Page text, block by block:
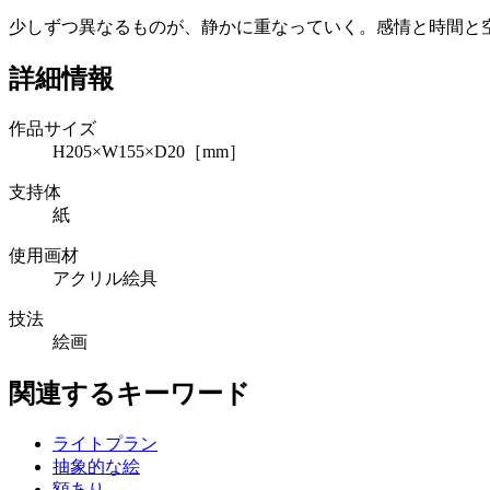
少しずつ異なるものが、静かに重なっていく。感情と時間と
詳細情報
作品サイズ
H205×W155×D20［mm］
支持体
紙
使用画材
アクリル絵具
技法
絵画
関連するキーワード
ライトプラン
抽象的な絵